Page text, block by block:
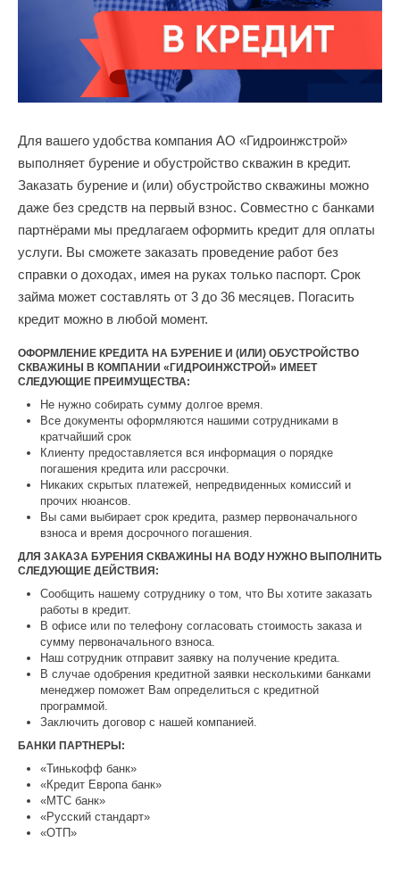
Для вашего удобства компания АО «Гидроинжстрой»
выполняет бурение и обустройство скважин в кредит.
Заказать бурение и (или) обустройство скважины можно
даже без средств на первый взнос. Совместно с банками
партнёрами мы предлагаем оформить кредит для оплаты
услуги. Вы сможете заказать проведение работ без
справки о доходах, имея на руках только паспорт. Срок
займа может составлять от 3 до 36 месяцев. Погасить
кредит можно в любой момент.
ОФОРМЛЕНИЕ КРЕДИТА НА БУРЕНИЕ И (ИЛИ) ОБУСТРОЙСТВО
СКВАЖИНЫ В КОМПАНИИ «ГИДРОИНЖСТРОЙ» ИМЕЕТ
СЛЕДУЮЩИЕ ПРЕИМУЩЕСТВА:
Не нужно собирать сумму долгое время.
Все документы оформляются нашими сотрудниками в
кратчайший срок
Клиенту предоставляется вся информация о порядке
погашения кредита или рассрочки.
Никаких скрытых платежей, непредвиденных комиссий и
прочих нюансов.
Вы сами выбирает срок кредита, размер первоначального
взноса и время досрочного погашения.
ДЛЯ ЗАКАЗА БУРЕНИЯ СКВАЖИНЫ НА ВОДУ НУЖНО ВЫПОЛНИТЬ
СЛЕДУЮЩИЕ ДЕЙСТВИЯ:
Сообщить нашему сотруднику о том, что Вы хотите заказать
работы в кредит.
В офисе или по телефону согласовать стоимость заказа и
сумму первоначального взноса.
Наш сотрудник отправит заявку на получение кредита.
В случае одобрения кредитной заявки несколькими банками
менеджер поможет Вам определиться с кредитной
программой.
Заключить договор с нашей компанией.
БАНКИ ПАРТНЕРЫ:
«Тинькофф банк»
«Кредит Европа банк»
«МТС банк»
«Русский стандарт»
«ОТП»